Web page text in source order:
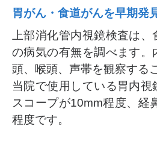
胃がん・食道がんを早期発
上部消化管内視鏡検査は
の病気の有無を調べます。
頭、喉頭、声帯を観察する
当院で使用している胃内視
スコープが10mm程度、経
程度です。